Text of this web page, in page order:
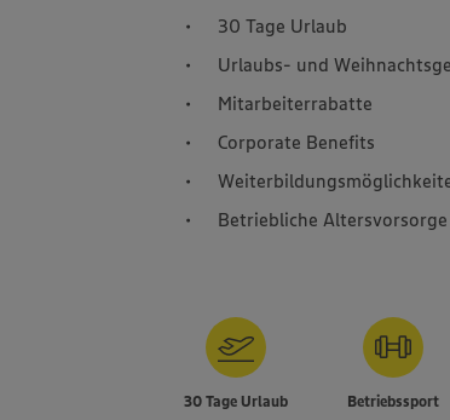
30 Tage Urlaub
Urlaubs- und
Mitarbeiterrabatte
Corporate Benefits
Betriebliche Altersvorsorge
30 Tage Urlaub Betriebssport